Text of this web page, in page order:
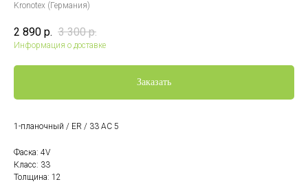
Kronotex (Германия)
2 890 р. 3 300 р.
Информация о доставке
Заказать
1-планочный / ER / 33 AC 5
Фаска: 4V
Класс: 33
Толщина: 12